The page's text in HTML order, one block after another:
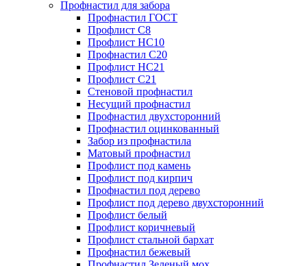
Профнастил для забора
Профнастил ГОСТ
Профлист С8
Профлист НС10
Профнастил С20
Профлист НС21
Профлист С21
Стеновой профнастил
Несущий профнастил
Профнастил двухсторонний
Профнастил оцинкованный
Забор из профнастила
Матовый профнастил
Профлист под камень
Профлист под кирпич
Профнастил под дерево
Профлист под дерево двухсторонний
Профлист белый
Профлист коричневый
Профлист стальной бархат
Профнастил бежевый